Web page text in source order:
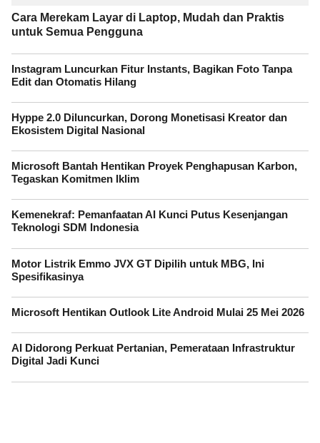
Cara Merekam Layar di Laptop, Mudah dan Praktis
untuk Semua Pengguna
Instagram Luncurkan Fitur Instants, Bagikan Foto Tanpa
Edit dan Otomatis Hilang
Hyppe 2.0 Diluncurkan, Dorong Monetisasi Kreator dan
Ekosistem Digital Nasional
Microsoft Bantah Hentikan Proyek Penghapusan Karbon,
Tegaskan Komitmen Iklim
Kemenekraf: Pemanfaatan AI Kunci Putus Kesenjangan
Teknologi SDM Indonesia
Motor Listrik Emmo JVX GT Dipilih untuk MBG, Ini
Spesifikasinya
Microsoft Hentikan Outlook Lite Android Mulai 25 Mei 2026
AI Didorong Perkuat Pertanian, Pemerataan Infrastruktur
Digital Jadi Kunci